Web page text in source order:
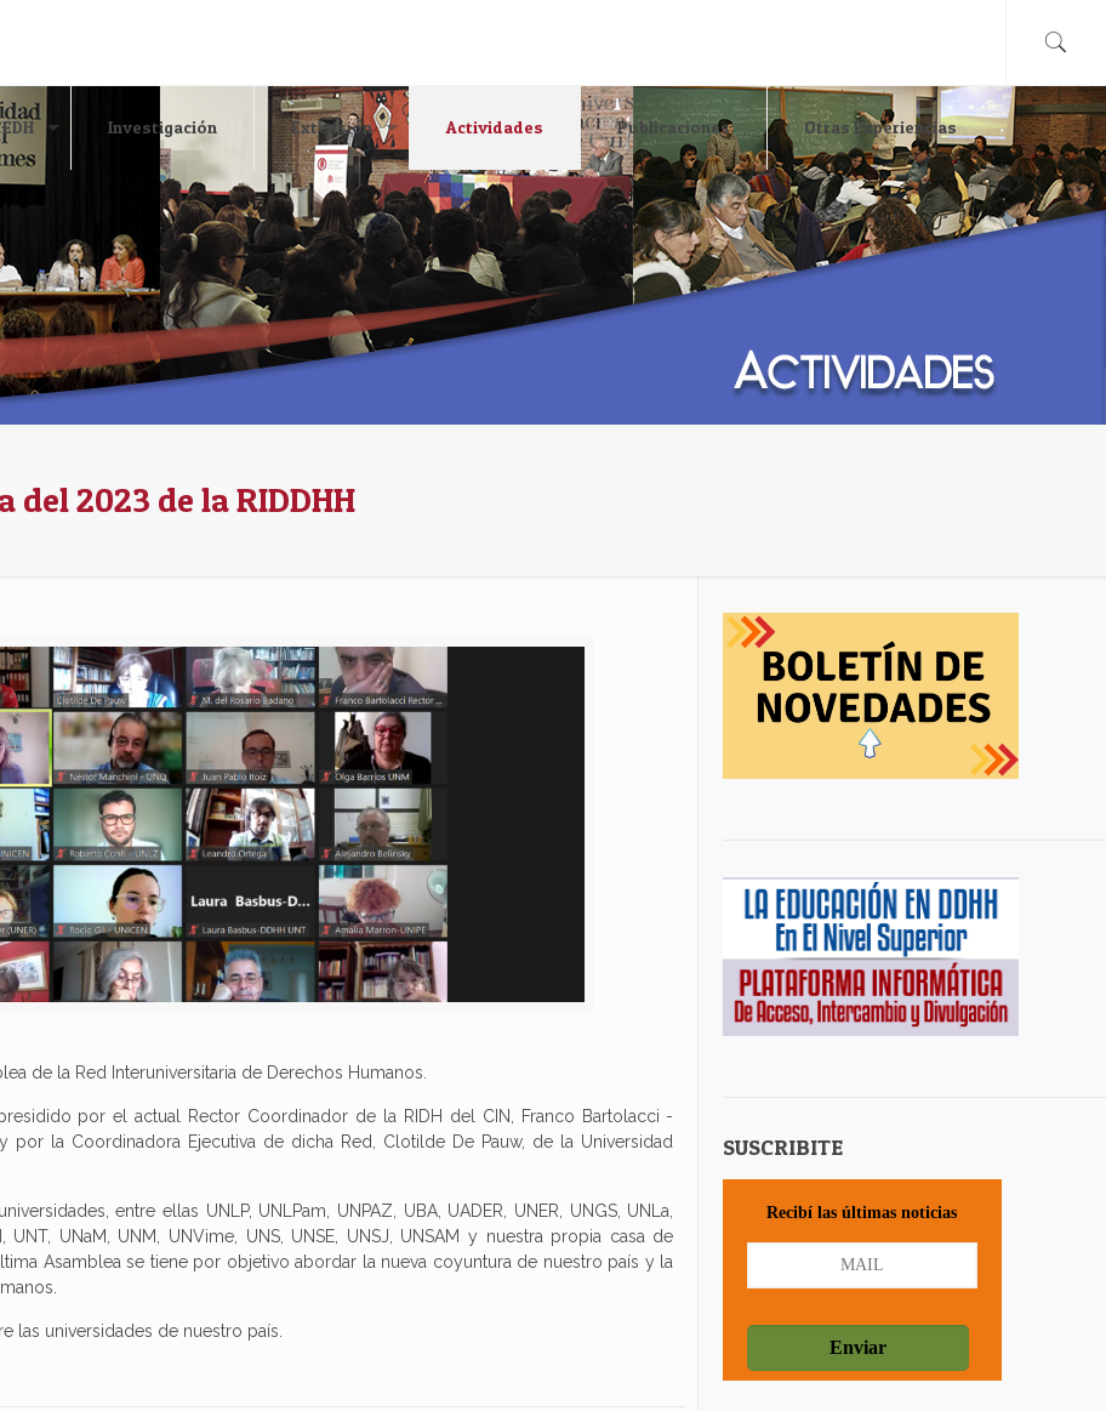
Investigación Extensión Actividades Publicaciones Otras Experiencias
2023 de la RIDDHH
de la Red Interuniversitaria de Derechos Humanos.
por el actual Rector Coordinador de la RIDH del CIN, Franco Bartolacci -
por la Coordinadora Ejecutiva de dicha Red, Clotilde De Pauw, de la Universidad
entre ellas UNLP, UNLPam, UNPAZ, UBA, UADER, UNER, UNGS, UNLa,
UNT, UNaM, UNM, UNVime, UNS, UNSE, UNSJ, UNSAM y nuestra propia casa de
Asamblea se tiene por objetivo abordar la nueva coyuntura de nuestro país y la
las universidades de nuestro país.
SUSCRIBITE
Recibí las últimas noticias